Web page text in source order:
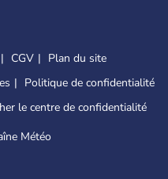
CGV
Plan du site
Politique de confidentialité
le centre de confidentialité
Météo